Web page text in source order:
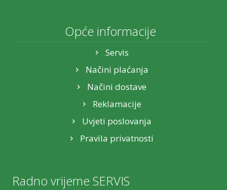
Opće informacije
Servis
Načini plaćanja
Načini dostave
Reklamacije
Uvjeti poslovanja
Pravila privatnosti
Radno vrijeme SERVIS